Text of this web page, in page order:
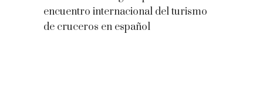
encuentro internacional del turismo
de cruceros en español